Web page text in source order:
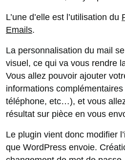
L’une d’elle est l’utilisation du
Emails.
La personnalisation du mail
visuel, ce qui va vous rendre
Vous allez pouvoir ajouter
informations
téléphone, etc…), et vous
résultat sur pièce en vous
Le plugin vient donc modifier
que WordPress envoie.